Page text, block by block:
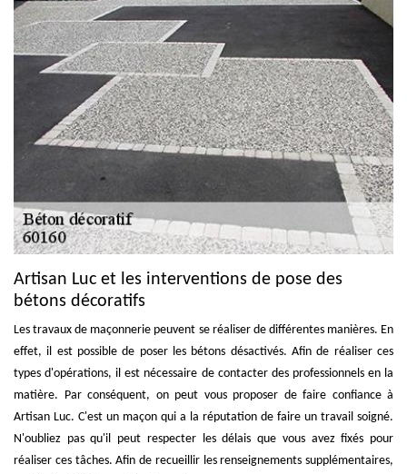
Artisan Luc et les interventions de pose des
bétons décoratifs
Les travaux de maçonnerie peuvent se réaliser de différentes manières. En
effet, il est possible de poser les bétons désactivés. Afin de réaliser ces
types d'opérations, il est nécessaire de contacter des professionnels en la
matière. Par conséquent, on peut vous proposer de faire confiance à
Artisan Luc. C'est un maçon qui a la réputation de faire un travail soigné.
N'oubliez pas qu'il peut respecter les délais que vous avez fixés pour
réaliser ces tâches. Afin de recueillir les renseignements supplémentaires,